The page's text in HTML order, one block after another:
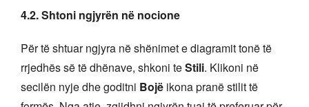
4.2. Shtoni ngjyrën në nocione
Për të shtuar ngjyra në shënimet e diagramit tonë të
rrjedhës së të dhënave, shkoni teStili. Klikoni në
secilën nyje dhe goditni Bojë ikona pranë stilit të